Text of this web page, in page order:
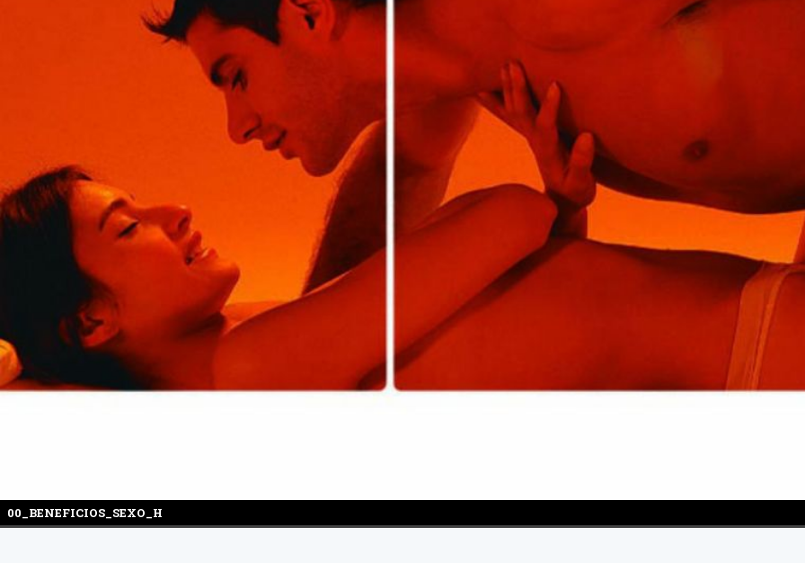
00_BENEFICIOS_SEXO_H